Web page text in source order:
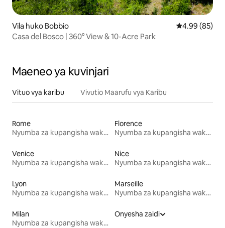
Vila huko Bobbio Ukadiriaji wa
4.99 (85)
Casa del Bosco | 360° View & 10-Acre Park
Maeneo ya kuvinjari
Vituo vya karibu Vivutio Maarufu vya Karibu
Rome
Nyumba za kupangisha wakati wa likizo
Florence
Nyumba za kupangisha wakati wa likizo
Venice
Nyumba za kupangisha wakati wa likizo
Nice
Nyumba za kupangisha wakati wa likizo
Lyon
Nyumba za kupangisha wakati wa likizo
Marseille
Nyumba za kupangisha wakati wa likizo
Milan
Nyumba za kupangisha wakati wa likizo
Onyesha zaidi